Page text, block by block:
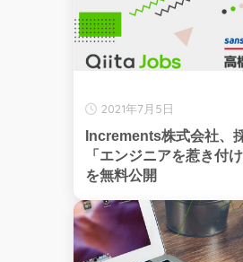
2021年7月5日
Increments株式会社、
「エンジニアを惹き付
を無料公開